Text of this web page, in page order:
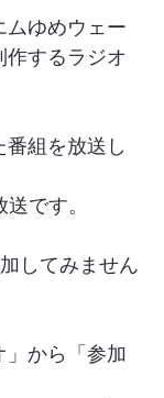
ゆめウェー
するラジオ
組を放送し
です。
してみません
」から「参加